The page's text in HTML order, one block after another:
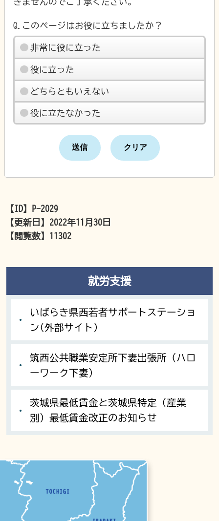
Q.このページはお役に立ちましたか？
非常に役に立った
役に立った
どちらともいえない
役に立たなかった
【ID】
P-2029
【更新日】 2022年11月30日
【閲覧数】 11302
就労支援
いばらき県西若者サポートステーショ
ン(外部サイト)
筑西公共職業安定所下妻出張所（ハロ
ーワーク下妻）
茨城県最低賃金と茨城県特定（産業
別）最低賃金改正のお知らせ